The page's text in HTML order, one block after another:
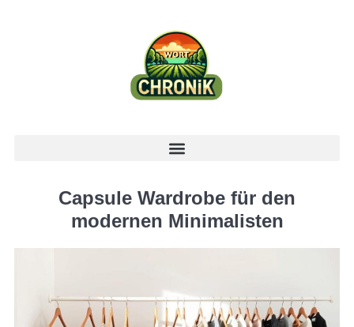
Capsule Wardrobe für den
modernen Minimalisten